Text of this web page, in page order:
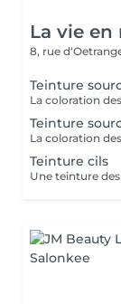
La vie en
8, rue
Teinture
Teinture
Teinture cils